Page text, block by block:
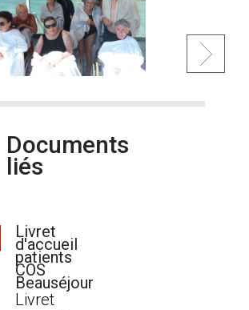
Documents
liés
Livret
d'accueil
patients
COS
Beauséjour
Livret